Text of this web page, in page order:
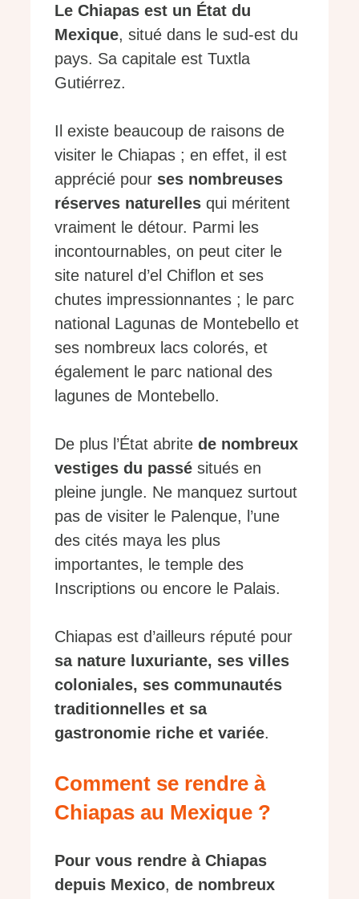
Le Chiapas est un État du
Mexique, situé dans le sud-est du
pays. Sa capitale est Tuxtla
Gutiérrez.
Il existe beaucoup de raisons de
visiter le Chiapas ; en effet, il est
apprécié pour ses nombreuses
réserves naturelles qui méritent
vraiment le détour. Parmi les
incontournables, on peut citer le
site naturel d’el Chiflon et ses
chutes impressionnantes ; le parc
national Lagunas de Montebello et
ses nombreux lacs colorés, et
également le parc national des
lagunes de Montebello.
De plus l’État abrite de nombreux
vestiges du passé situés en
pleine jungle. Ne manquez surtout
pas de visiter le Palenque, l’une
des cités maya les plus
importantes, le temple des
Inscriptions ou encore le Palais.
Chiapas est d’ailleurs réputé pour
sa nature luxuriante, ses villes
coloniales, ses communautés
traditionnelles et sa
gastronomie riche et variée.
Comment se rendre à
Chiapas au Mexique ?
Pour vous rendre à Chiapas
depuis Mexico, de nombreux